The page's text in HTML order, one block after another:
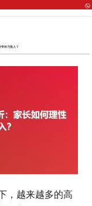
学补习投入？
，越来越多的高